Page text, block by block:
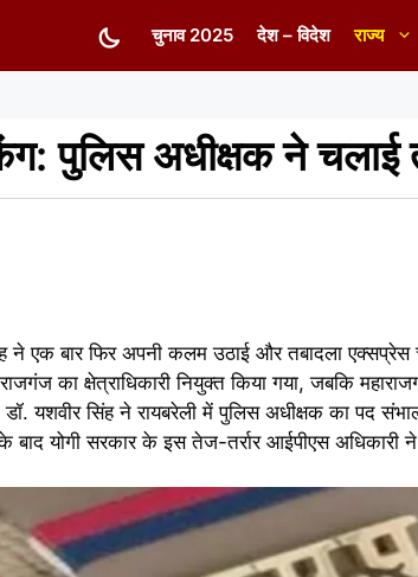
चुनाव 2025 देश – विदेश राज्य
पुलिस अधीक्षक ने
ने एक बार फिर अपनी कलम उठाई और तबादला
का क्षेत्राधिकारी नियुक्त किया गया, जबकि
डॉ. यशवीर सिंह ने रायबरेली में पुलिस अधीक्षक का पद
बाद योगी सरकार के इस तेज-तर्रार आईपीएस अधिकारी